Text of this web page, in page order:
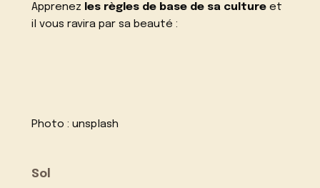
Apprenez les règles de base de sa culture et
il vous ravira par sa beauté :
Photo :unsplash
Sol